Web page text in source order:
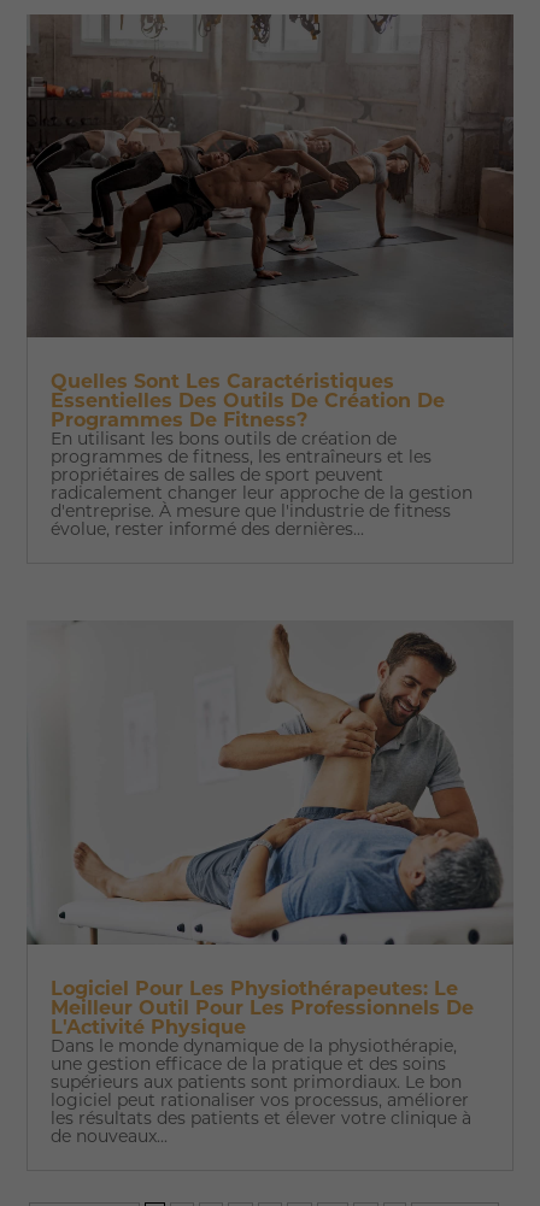
Quelles Sont Les Caractéristiques
Essentielles Des Outils De Création De
Programmes De Fitness?
En utilisant les bons outils de création de
programmes de fitness, les entraîneurs et les
propriétaires de salles de sport peuvent
radicalement changer leur approche de la gestion
d'entreprise. À mesure que l'industrie de fitness
évolue, rester informé des dernières...
Logiciel Pour Les Physiothérapeutes: Le
Meilleur Outil Pour Les Professionnels De
L'Activité Physique
Dans le monde dynamique de la physiothérapie,
une gestion efficace de la pratique et des soins
supérieurs aux patients sont primordiaux. Le bon
logiciel peut rationaliser vos processus, améliorer
les résultats des patients et élever votre clinique à
de nouveaux...